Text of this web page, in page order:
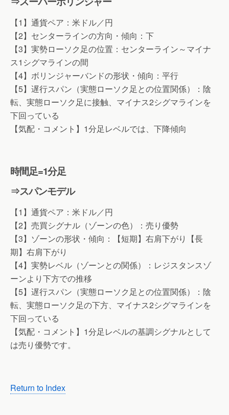
【1】通貨ペア：米ドル／円
【2】センターラインの方向・傾向：下
【3】実勢ローソク足の位置：センターライン～マイナ
ス1シグマラインの間
【4】ボリンジャーバンドの形状・傾向：平行
【5】遅行スパン（実態ローソク足との位置関係）：陰
転、実態ローソク足に接触、マイナス2シグマラインを
下回っている
【気配・コメント】1分足レベルでは、下降傾向
時間足=1分足
⇒スパンモデル
【1】通貨ペア：米ドル／円
【2】売買シグナル（ゾーンの色）：売り優勢
【3】ゾーンの形状・傾向：【短期】右肩下がり【長
期】右肩下がり
【4】実勢レベル（ゾーンとの関係）：レジスタンスゾ
ーンより下方での推移
【5】遅行スパン（実態ローソク足との位置関係）：陰
転、実態ローソク足の下方、マイナス2シグマラインを
下回っている
【気配・コメント】1分足レベルの基調シグナルとして
は売り優勢です。
Return to Index